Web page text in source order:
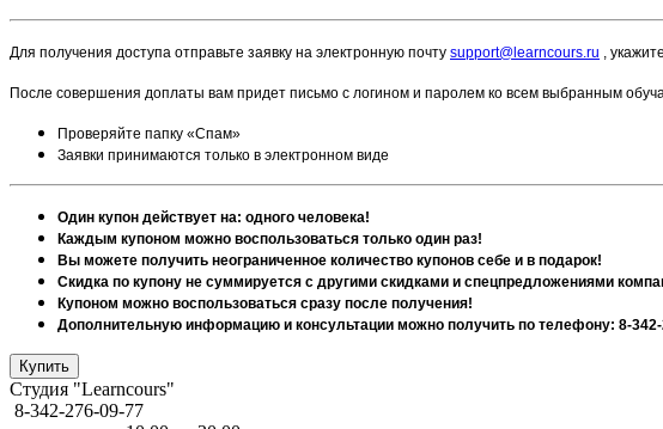
Для получения доступа отправьте заявку на электронную почту support@learncours.ru ,
После совершения доплаты вам придет письмо с логином и паролем ко всем выбранным
Проверяйте папку «Спам»
Заявки принимаются только в электронном виде
Один купон действует на: одного человека!
Каждым купоном можно воспользоваться только один раз!
Вы можете получить неограниченное количество купонов себе и в подарок!
Скидка по купону не суммируется с другими скидками и спецпредложениями
Купоном можно воспользоваться сразу после получения!
Дополнительную информацию и консультации можно получить по телефону: 8-
Студия "Learncours"
8-342-276-09-77